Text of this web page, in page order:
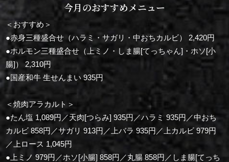
今月のおすすめメニュー
＜おすすめ＞
●赤身三種盛合せ（ハラミ・サガリ・中おちカルビ） 2,420円
●ホルモン三種盛合せ（上ミノ・しま腸[てっちゃん]・ホソ[小
腸]） 2,310円
●国産和牛 生せんまい 935円
＜焼肉アラカルト＞
●たん塩 1,089円／天肉[つらみ] 935円／ハラミ 935円／中おち
カルビ 858円／サガリ 913円／上バラ 935円／上カルビ 979円
／上ロース 1,045円
●上ミノ 979円／ホソ[小腸] 858円／丸腸 858円／しま腸[てっち